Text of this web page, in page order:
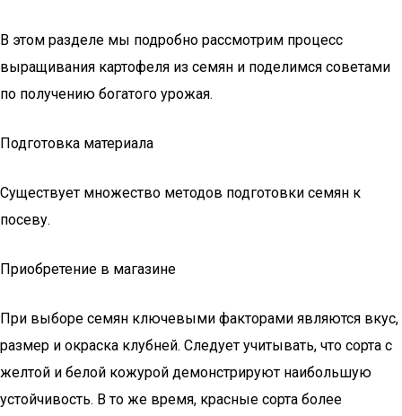
В этом разделе мы подробно рассмотрим процесс
выращивания картофеля из семян и поделимся советами
по получению богатого урожая.
Подготовка материала
Существует множество методов подготовки семян к
посеву.
Приобретение в магазине
При выборе семян ключевыми факторами являются вкус,
размер и окраска клубней. Следует учитывать, что сорта с
желтой и белой кожурой демонстрируют наибольшую
устойчивость. В то же время, красные сорта более